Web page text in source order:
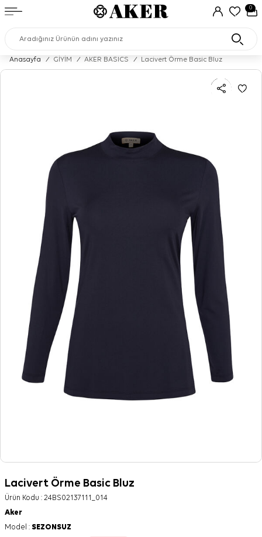
0
Anasayfa / GİYİM / AKER BASICS / Lacivert Örme Basic Bluz
Lacivert Örme Basic Bluz
Ürün Kodu : 24BS02137111_014
Aker
Model : SEZONSUZ